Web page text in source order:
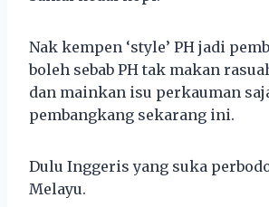
Nak kempen ‘style’ PH jadi
boleh sebab PH tak makan
dan mainkan isu perkauman
pembangkang sekarang ini.
Dulu Inggeris yang suka
Melayu.